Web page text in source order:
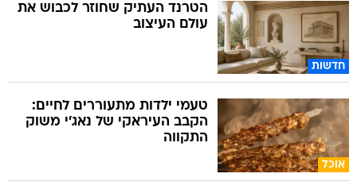
חדשות
הטרנד העתיק שחוזר לכבוש את
עולם העיצוב
אוכל
טעמי ילדות מתעוררים לחיים:
הקבב העיראקי של נאג׳י משוק
התקווה